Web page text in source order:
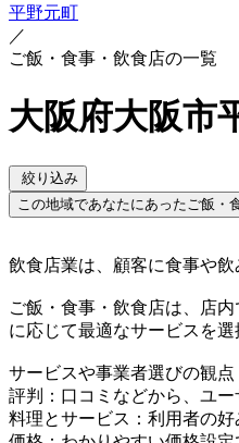
平野元町
／
ご飯・食事・飲食店の一覧
大阪府大阪市
絞り込み
この地域であなたにあったご飯・
飲食店業は、顧客に食事や
ご飯・食事・飲食店は、店
に応じて最適なサービスを選
サービスや事業者選びの観点
評判：口コミなどから、ユ
料理とサービス：利用者の